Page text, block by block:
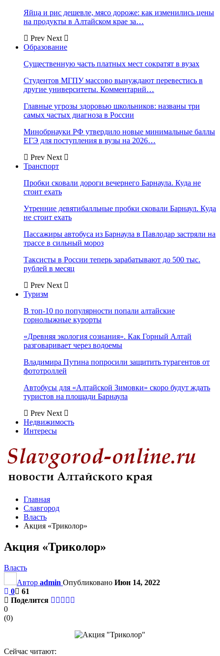
Яйца и рис дешевле, мясо дороже: как изменились цены
на продукты в Алтайском крае за…
Prev Next
Образование
Существенную часть платных мест сократят в вузах
Студентов МГПУ массово вынуждают перевестись в
другие университеты. Комментарий…
Главные угрозы здоровью школьников: названы три
самых частых диагноза в России
Минобрнауки РФ утвердило новые минимальные баллы
ЕГЭ для поступления в вузы на 2026…
Prev Next
Транспорт
Пробки сковали дороги вечернего Барнаула. Куда не
стоит ехать
Утренние девятибалльные пробки сковали Барнаул. Куда
не стоит ехать
Пассажиры автобуса из Барнаула в Павлодар застряли на
трассе в сильный мороз
Таксисты в России теперь зарабатывают до 500 тыс.
рублей в месяц
Prev Next
Туризм
В топ-10 по популярности попали алтайские
горнолыжные курорты
«Древняя экология сознания». Как Горный Алтай
разговаривает через водоемы
Владимира Путина попросили защитить турагентов от
фототроллей
Автобусы для «Алтайской Зимовки» скоро будут ждать
туристов на площади Барнаула
Prev Next
Недвижимость
Интересы
Главная
Славгород
Власть
Акция «Триколор»
Акция «Триколор»
Власть
Автор admin Опубликовано Июн 14, 2022
0
61
Поделится
0
(0)
Сейчас читают: